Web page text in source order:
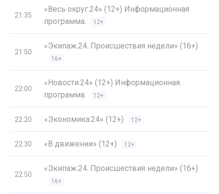
21:35
«Весь округ.24» (12+) Информационная
программа.
12+
21:50
«Экипаж.24. Происшествия недели» (16+)
16+
22:00
«Новости.24» (12+) Информационная
программа.
12+
22:20 «Экономика.24» (12+) 12+
22:30 «В движении» (12+) 12+
22:50
«Экипаж.24. Происшествия недели» (16+)
16+